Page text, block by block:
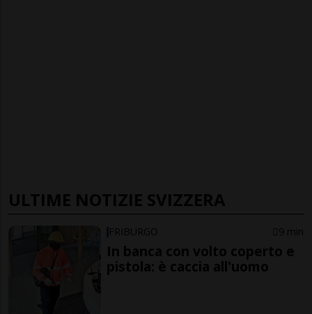
ULTIME NOTIZIE SVIZZERA
FRIBURGO 9 min
In banca con volto coperto e
pistola: è caccia all'uomo